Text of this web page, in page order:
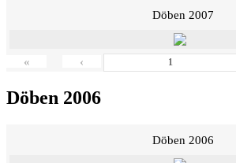
Döben 2007
« ‹
Döben 2006
Döben 2006